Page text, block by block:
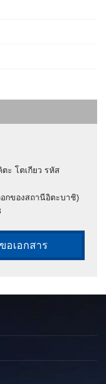
ะ โตเกียว รหัส
กของสถานีอิตะบาชิ)
อเอกสาร